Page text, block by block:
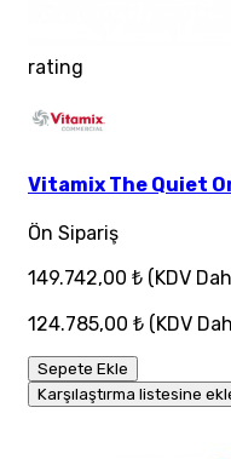
rating
Vitamix The Quiet
Ön Sipariş
149.742,00 ₺ (KDV
124.785,00 ₺ (KDV
Sepete Ekle
Karşılaştırma listesine